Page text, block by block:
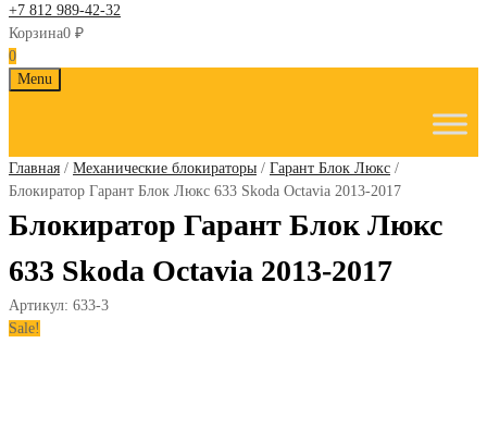
+7 812 989-42-32
Корзина0 ₽
0
Skip
Menu
Главная / Механические блокираторы / Гарант Блок Люкс /
Блокиратор Гарант Блок Люкс 633 Skoda Octavia 2013-2017
Блокиратор Гарант Блок Люкс
633 Skoda Octavia 2013-2017
Артикул: 633-3
Sale!